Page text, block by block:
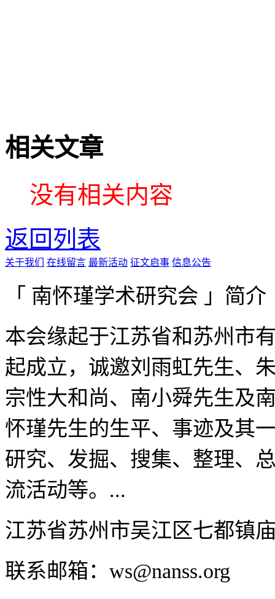
相关文章
没有相关内容
返回列表
关于我们 在线留言 最新活动 征文启事 信息公告
「 南怀瑾学术研究会 」简介
本会缘起于江苏省和苏州市
起成立，诚邀刘雨虹先生、
宗性大和尚、南小舜先生及
怀瑾先生的生平、事迹及其
研究、发掘、搜集、整理、
流活动等。...
江苏省苏州市吴江区七都镇
联系邮箱：ws@nanss.org